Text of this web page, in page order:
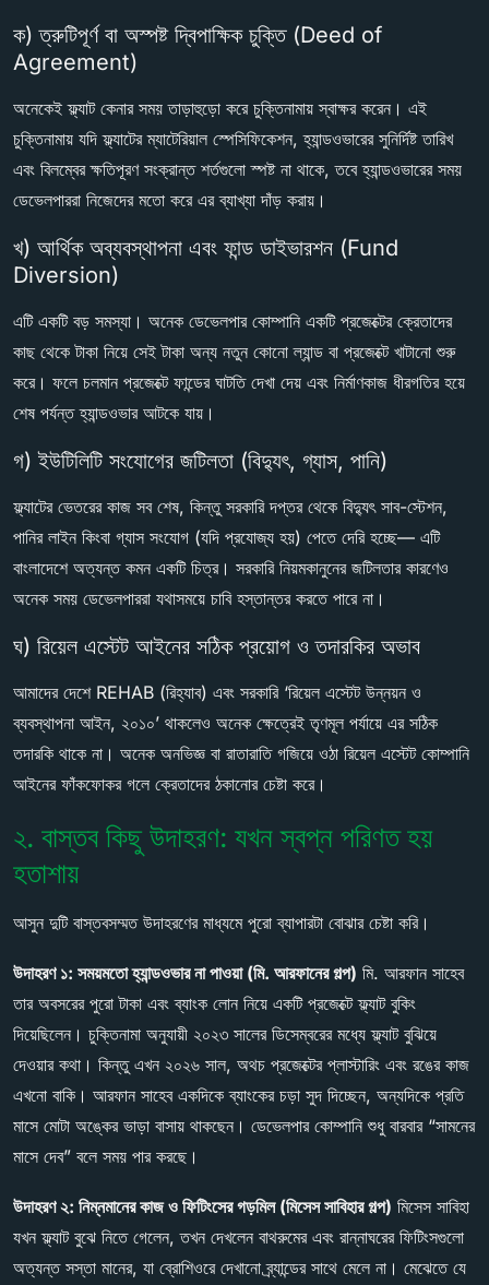
ক) ত্রুটিপূর্ণ বা অস্পষ্ট দ্বিপাক্ষিক চুক্তি (Deed of
Agreement)
অনেকেই ফ্ল্যাট কেনার সময় তাড়াহুড়ো করে চুক্তিনামায় স্বাক্ষর করেন। এই
চুক্তিনামায় যদি ফ্ল্যাটের ম্যাটেরিয়াল স্পেসিফিকেশন, হ্যান্ডওভারের সুনির্দিষ্ট তারিখ
এবং বিলম্বের ক্ষতিপূরণ সংক্রান্ত শর্তগুলো স্পষ্ট না থাকে, তবে হ্যান্ডওভারের সময়
ডেভেলপাররা নিজেদের মতো করে এর ব্যাখ্যা দাঁড় করায়।
খ) আর্থিক অব্যবস্থাপনা এবং ফান্ড ডাইভারশন (Fund
Diversion)
এটি একটি বড় সমস্যা। অনেক ডেভেলপার কোম্পানি একটি প্রজেক্টের ক্রেতাদের
কাছ থেকে টাকা নিয়ে সেই টাকা অন্য নতুন কোনো ল্যান্ড বা প্রজেক্টে খাটানো শুরু
করে। ফলে চলমান প্রজেক্টে ফান্ডের ঘাটতি দেখা দেয় এবং নির্মাণকাজ ধীরগতির হয়ে
শেষ পর্যন্ত হ্যান্ডওভার আটকে যায়।
গ) ইউটিলিটি সংযোগের জটিলতা (বিদ্যুৎ, গ্যাস, পানি)
ফ্ল্যাটের ভেতরের কাজ সব শেষ, কিন্তু সরকারি দপ্তর থেকে বিদ্যুৎ সাব-স্টেশন,
পানির লাইন কিংবা গ্যাস সংযোগ (যদি প্রযোজ্য হয়) পেতে দেরি হচ্ছে— এটি
বাংলাদেশে অত্যন্ত কমন একটি চিত্র। সরকারি নিয়মকানুনের জটিলতার কারণেও
অনেক সময় ডেভেলপাররা যথাসময়ে চাবি হস্তান্তর করতে পারে না।
ঘ) রিয়েল এস্টেট আইনের সঠিক প্রয়োগ ও তদারকির অভাব
আমাদের দেশে REHAB (রিহ্যাব) এবং সরকারি ‘রিয়েল এস্টেট উন্নয়ন ও
ব্যবস্থাপনা আইন, ২০১০’ থাকলেও অনেক ক্ষেত্রেই তৃণমূল পর্যায়ে এর সঠিক
তদারকি থাকে না। অনেক অনভিজ্ঞ বা রাতারাতি গজিয়ে ওঠা রিয়েল এস্টেট কোম্পানি
আইনের ফাঁকফোকর গলে ক্রেতাদের ঠকানোর চেষ্টা করে।
২. বাস্তব কিছু উদাহরণ: যখন স্বপ্ন পরিণত হয়
হতাশায়
আসুন দুটি বাস্তবসম্মত উদাহরণের মাধ্যমে পুরো ব্যাপারটা বোঝার চেষ্টা করি।
উদাহরণ ১: সময়মতো হ্যান্ডওভার না পাওয়া (মি. আরফানের গল্প) মি. আরফান সাহেব
তার অবসরের পুরো টাকা এবং ব্যাংক লোন নিয়ে একটি প্রজেক্টে ফ্ল্যাট বুকিং
দিয়েছিলেন। চুক্তিনামা অনুযায়ী ২০২৩ সালের ডিসেম্বরের মধ্যে ফ্ল্যাট বুঝিয়ে
দেওয়ার কথা। কিন্তু এখন ২০২৬ সাল, অথচ প্রজেক্টের প্লাস্টারিং এবং রঙের কাজ
এখনো বাকি। আরফান সাহেব একদিকে ব্যাংকের চড়া সুদ দিচ্ছেন, অন্যদিকে প্রতি
মাসে মোটা অঙ্কের ভাড়া বাসায় থাকছেন। ডেভেলপার কোম্পানি শুধু বারবার “সামনের
মাসে দেব” বলে সময় পার করছে।
উদাহরণ ২: নিম্নমানের কাজ ও ফিটিংসের গড়মিল (মিসেস সাবিহার গল্প) মিসেস সাবিহা
যখন ফ্ল্যাট বুঝে নিতে গেলেন, তখন দেখলেন বাথরুমের এবং রান্নাঘরের ফিটিংসগুলো
অত্যন্ত সস্তা মানের, যা ব্রোশিওরে দেখানো ব্র্যান্ডের সাথে মেলে না। মেঝেতে যে